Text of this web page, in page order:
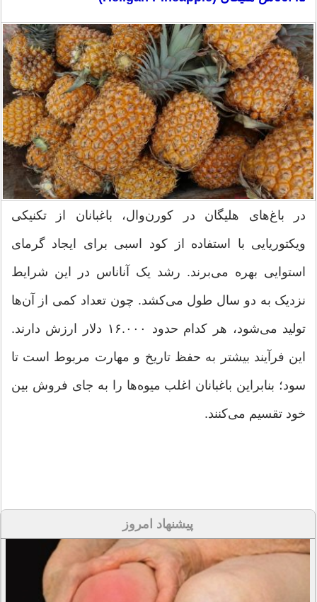
در باغ‌های هلیگان در کورن‌وال، باغبانان از تکنیکی
ویکتوریایی با استفاده از کود اسبی برای ایجاد گرمای
استوایی بهره می‌برند. رشد یک آناناس در این شرایط
نزدیک به دو سال طول می‌کشد. چون تعداد کمی از آن‌ها
تولید می‌شود، هر کدام حدود ۱۶.۰۰۰ دلار ارزش دارند.
این فرآیند بیشتر به حفظ تاریخ و مهارت مربوط است تا
سود؛ بنابراین باغبانان اغلب میوه‌ها را به جای فروش بین
خود تقسیم می‌کنند.
پیشنهاد امروز